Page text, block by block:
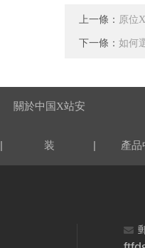
上一條： 原位
下一條： 如何
|
關於中国X站安
装 | 產品